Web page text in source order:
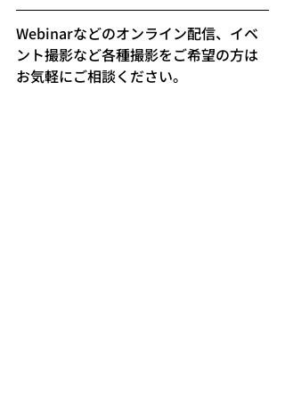
Webinarなどのオンライン配信、イベ
ント撮影など各種撮影をご希望の方は
お気軽にご相談ください。